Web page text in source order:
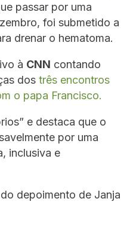
passar por uma
foi submetido a
drenar o hematoma.
à CNN contando
dos três encontros
o papa Francisco.
e destaca que o
por uma
inclusiva e
depoimento de Janja